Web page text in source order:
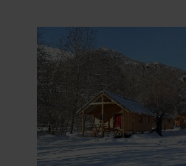
programme pour
Savoie… Sur
service de
pour toute la
halle de vie…
ce site blotti dans
privilégié avec les